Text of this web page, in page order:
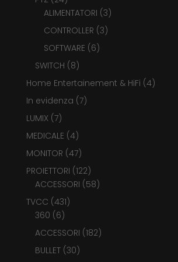
prodotti
ALIMENTATORI 33
prodotti
CONTROLLER 33
SOFTWARE 66
SWITCH 88
prodotti
Home Entertainement & HiFi 44
In evidenza 77
LUMIX 77
prodotti
MEDICALE 44
prodotti
MONITOR 4747
prodotti
PROIETTORI 122122
prodotti
ACCESSORI 5858
TVCC 431431
360 66
prodotti
ACCESSORI 182182
BULLET 3030